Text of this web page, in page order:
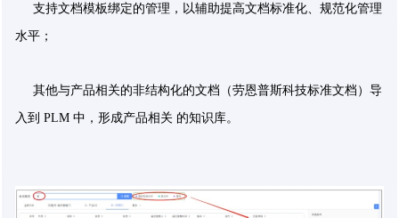
支持文档模板绑定的管理，以辅助提高文档标准化、规范化管理
水平；
其他与产品相关的非结构化的文档（劳恩普斯科技标准文档）导
入到 PLM 中，形成产品相关 的知识库。